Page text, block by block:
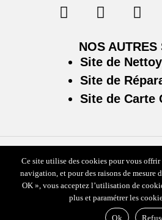
NOS AUTRES
Site de
Site de
Site de Carte
Plan du site/Mentions légales &
Ce site utilise des cookies pour vous
navigation, et pour des raisons de mesure
OK », vous acceptez l’utilisation de
plus et paramétrer les
Ok